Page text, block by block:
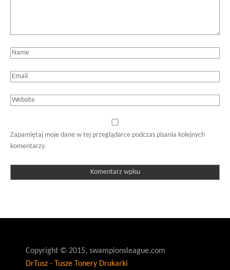
Zapamiętaj moje dane w tej przeglądarce podczas pisania kolejnych
komentarzy.
Copyright © 2015, swampionsleague.com
DrTusz - Tusze Tonery Drukarki